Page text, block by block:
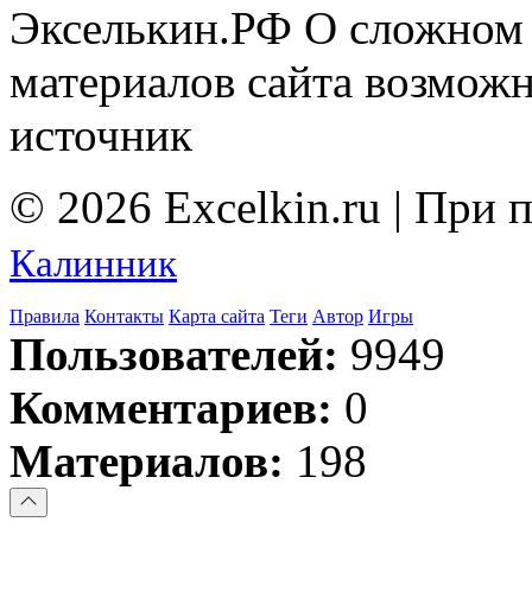
Экселькин.РФ О сложном
материалов сайта
источник
© 2026 Excelkin.ru | При
Калинник
Правила Контакты Карта сайта Теги Автор Игры
Пользователей: 9949
Комментариев: 0
Материалов: 198